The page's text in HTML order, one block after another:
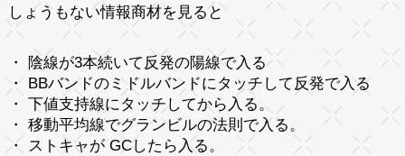
しょうもない情報商材を見ると
・ 陰線が3本続いて反発の陽線で入る
・ BBバンドのミドルバンドにタッチして反発で入る
・ 下値支持線にタッチしてから入る。
・ 移動平均線でグランビルの法則で入る。
・ ストキャが GCしたら入る。